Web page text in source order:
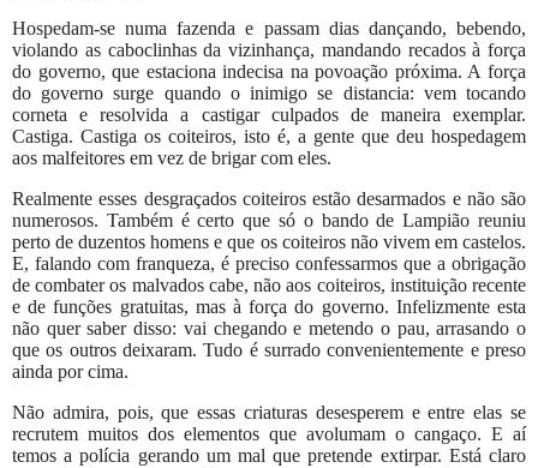
Hospedam-se numa fazenda e passam dias dançando, bebendo,
violando as caboclinhas da vizinhança, mandando recados à força
do governo, que estaciona indecisa na povoação próxima. A força
do governo surge quando o inimigo se distancia: vem tocando
corneta e resolvida a castigar culpados de maneira exemplar.
Castiga. Castiga os coiteiros, isto é, a gente que deu hospedagem
aos malfeitores em vez de brigar com eles.
Realmente esses desgraçados coiteiros estão desarmados e não são
numerosos. Também é certo que só o bando de Lampião reuniu
perto de duzentos homens e que os coiteiros não vivem em castelos.
E, falando com franqueza, é preciso confessarmos que a obrigação
de combater os malvados cabe, não aos coiteiros, instituição recente
e de funções gratuitas, mas à força do governo. Infelizmente esta
não quer saber disso: vai chegando e metendo o pau, arrasando o
que os outros deixaram. Tudo é surrado convenientemente e preso
ainda por cima.
Não admira, pois, que essas criaturas desesperem e entre elas se
recrutem muitos dos elementos que avolumam o cangaço. E aí
temos a polícia gerando um mal que pretende extirpar. Está claro